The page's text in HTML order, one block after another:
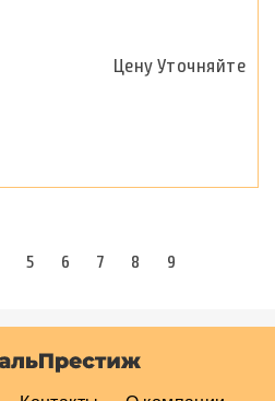
Цену Уточняйте
5 6 7 8 9